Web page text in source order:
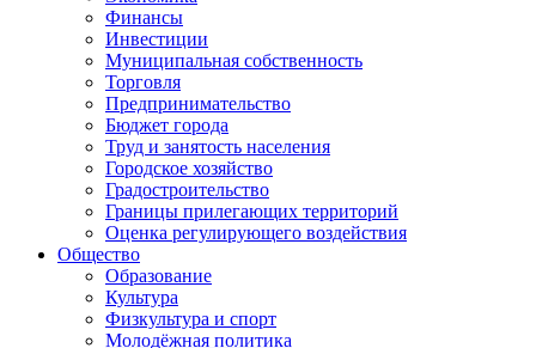
Финансы
Инвестиции
Муниципальная собственность
Торговля
Предпринимательство
Бюджет города
Труд и занятость населения
Городское хозяйство
Градостроительство
Границы прилегающих территорий
Оценка регулирующего воздействия
Общество
Образование
Культура
Физкультура и спорт
Молодёжная политика